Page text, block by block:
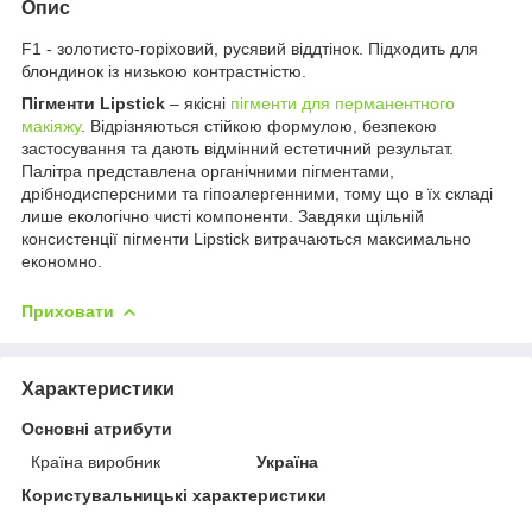
Опис
F1 - золотисто-горіховий, русявий віддтінок. Підходить для
блондинок із низькою контрастністю.
Пігменти Lipstick – якісні пігменти для перманентного
макіяжу. Відрізняються стійкою формулою, безпекою
застосування та дають відмінний естетичний результат.
Палітра представлена органічними пігментами,
дрібнодисперсними та гіпоалергенними, тому що в їх складі
лише екологічно чисті компоненти. Завдяки щільній
консистенції пігменти Lipstick витрачаються максимально
економно.
Приховати
Характеристики
Основні атрибути
Країна виробник
Україна
Користувальницькі характеристики